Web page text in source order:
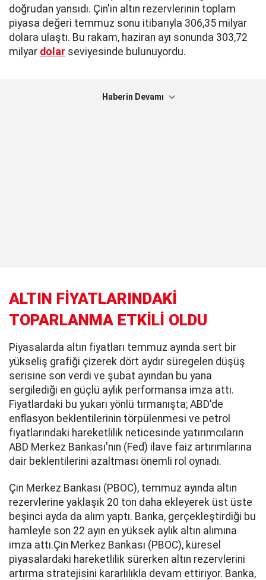
doğrudan yansıdı. Çin'in altın rezervlerinin toplam
piyasa değeri temmuz sonu itibarıyla 306,35 milyar
dolara ulaştı. Bu rakam, haziran ayı sonunda 303,72
milyar dolar seviyesinde bulunuyordu.
Haberin Devamı
ALTIN FİYATLARINDAKİ
TOPARLANMA ETKİLİ OLDU
Piyasalarda altın fiyatları temmuz ayında sert bir
yükseliş grafiği çizerek dört aydır süregelen düşüş
serisine son verdi ve şubat ayından bu yana
sergilediği en güçlü aylık performansa imza attı.
Fiyatlardaki bu yukarı yönlü tırmanışta; ABD'de
enflasyon beklentilerinin törpülenmesi ve petrol
fiyatlarındaki hareketlilik neticesinde yatırımcıların
ABD Merkez Bankası'nın (Fed) ilave faiz artırımlarına
dair beklentilerini azaltması önemli rol oynadı.
Çin Merkez Bankası (PBOC), temmuz ayında altın
rezervlerine yaklaşık 20 ton daha ekleyerek üst üste
beşinci ayda da alım yaptı. Banka, gerçekleştirdiği bu
hamleyle son 22 ayın en yüksek aylık altın alımına
imza attı.Çin Merkez Bankası (PBOC), küresel
piyasalardaki hareketlilik sürerken altın rezervlerini
artırma stratejisini kararlılıkla devam ettiriyor. Banka,